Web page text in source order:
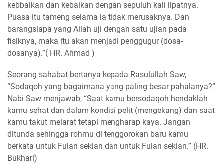
kebbaikan dan kebaikan dengan sepuluh kali lipatnya.
Puasa itu tameng selama ia tidak merusaknya. Dan
barangsiapa yang Allah uji dengan satu ujian pada
fisiknya, maka itu akan menjadi penggugur (dosa-
dosanya).”( HR. Ahmad )
Seorang sahabat bertanya kepada Rasulullah Saw,
“Sodaqoh yang bagaimana yang paling besar pahalanya?”
Nabi Saw menjawab, “Saat kamu bersodaqoh hendaklah
kamu sehat dan dalam kondisi pelit (mengekang) dan saat
kamu takut melarat tetapi mengharap kaya. Jangan
ditunda sehingga rohmu di tenggorokan baru kamu
berkata untuk Fulan sekian dan untuk Fulan sekian.” (HR.
Bukhari)